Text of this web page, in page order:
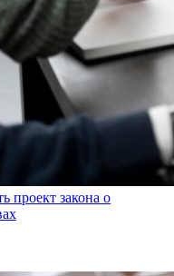
проект закона о